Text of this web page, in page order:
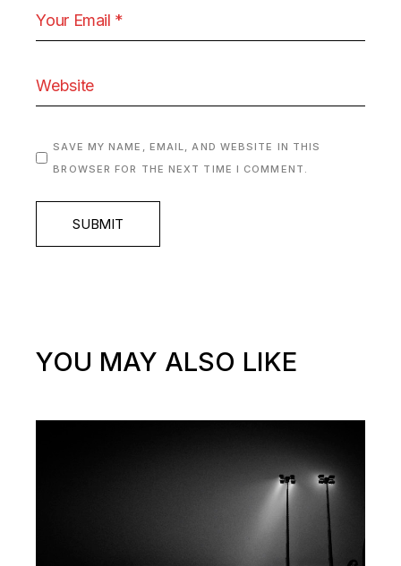
SAVE MY NAME, EMAIL, AND WEBSITE IN THIS
BROWSER FOR THE NEXT TIME I COMMENT.
SUBMIT
YOU MAY ALSO LIKE